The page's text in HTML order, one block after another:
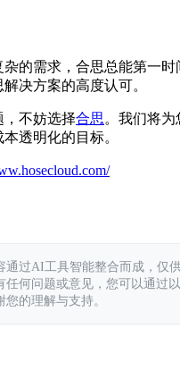
的需求，合思总能第一
决方案的高度认可。
不妨选择合思。我们将
透明化的目标。
通过AI工具智能整合而成，仅
任何问题或意见，您可以通过
您的理解与支持。